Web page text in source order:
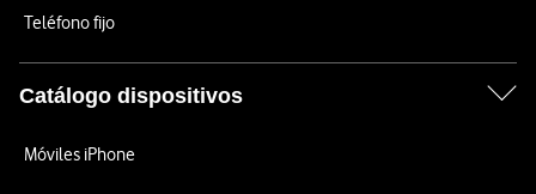
Teléfono fijo
Catálogo dispositivos
Móviles iPhone